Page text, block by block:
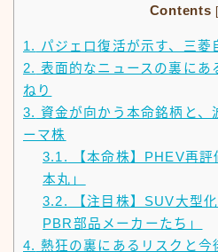
Contents [
1. パジェロ復活が示す、三菱
2. 表面的なニュースの裏にあ
ねり
3. 資金が向かう本命銘柄と、
ーマ株
3.1.
【本命株】PHEV再
本丸」
3.2.
【注目株】SUV大型
PBR部品メーカーたち」
4. 熱狂の裏にあるリスクと今